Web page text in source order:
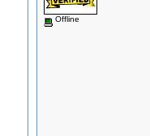
Offline